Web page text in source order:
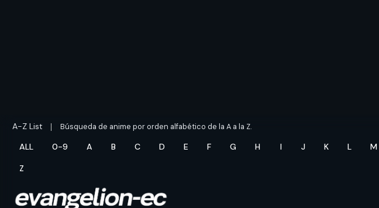
A-Z List Búsqueda de anime por orden alfabético de la A a la Z.
ALL 0-9 A B C D E F G H I J K L M
Z